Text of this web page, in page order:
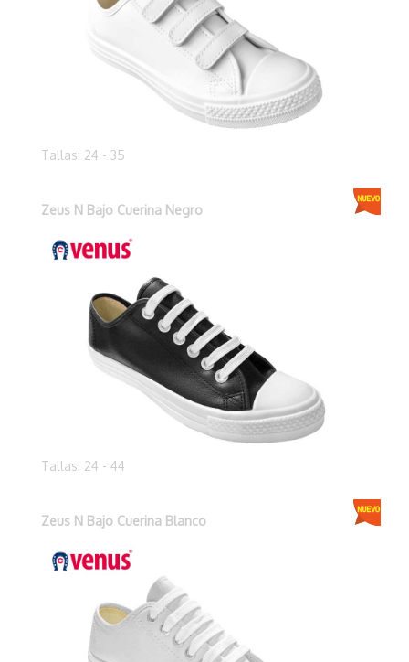
Tallas: 24 - 35
Zeus N Bajo Cuerina Negro
Tallas: 24 - 44
Zeus N Bajo Cuerina Blanco